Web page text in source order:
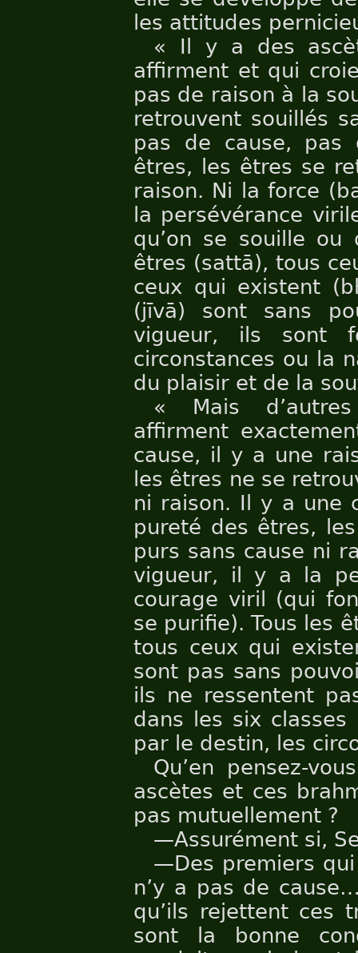
les attitudes
« Il y a des
affirment et qui
pas de raison à la
retrouvent souillés
pas de cause,
êtres, les êtres se
raison. Ni la force
la persévérance
qu’on se souille
êtres (sattā), tous
ceux qui existent
(jīvā) sont sans
vigueur, ils sont
circonstances ou la
du plaisir et de la
« Mais
affirment
cause, il y a une
les êtres ne se
ni raison. Il y a une
pureté des êtres,
purs sans cause ni
vigueur, il y a la
courage viril (qui
se purifie). Tous les
tous ceux qui
sont pas sans
ils ne ressentent
dans les six classes
par le destin, les
Qu’en pensez-
ascètes et ces
pas mutuellement ?
—Assurément si,
—Des premiers
n’y a pas de
qu’ils rejettent ces
sont la bonne